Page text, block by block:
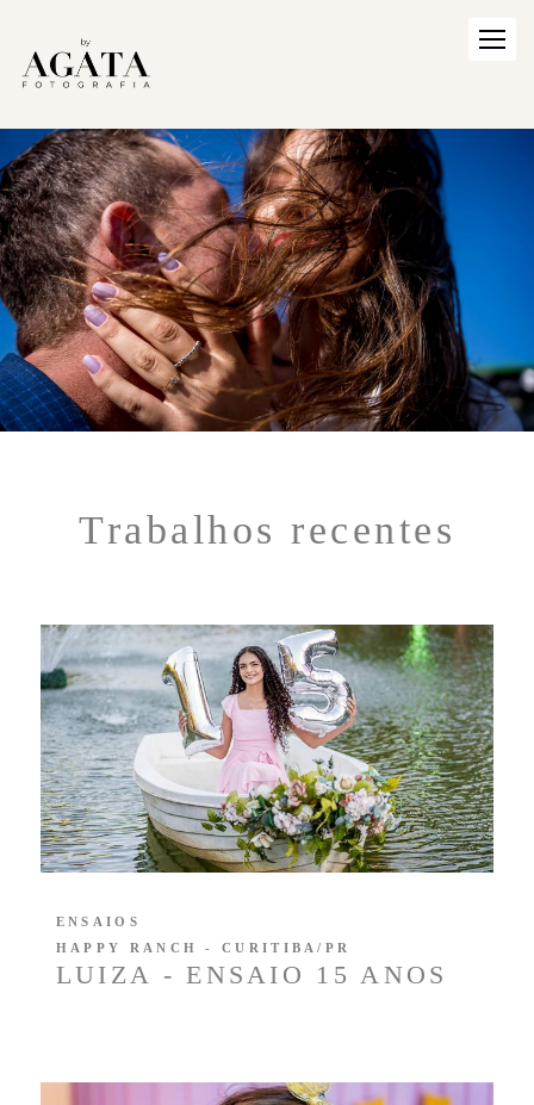
Trabalhos recentes
LUIZA - ENSAIO 15 ANOS
ENSAIOS
HAPPY RANCH - CURITIBA/PR